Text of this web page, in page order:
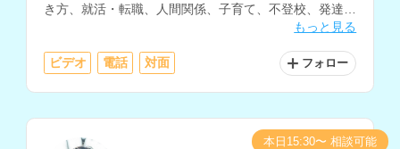
き方、就活・転職、人間関係、子育て、不登校、発達障
もっと見る
ビデオ 電話 対面 フォロー
本日15:30〜 相談可能